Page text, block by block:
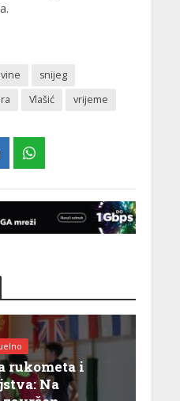
snijeg
Vlašić vrijeme
rukometa i
Na